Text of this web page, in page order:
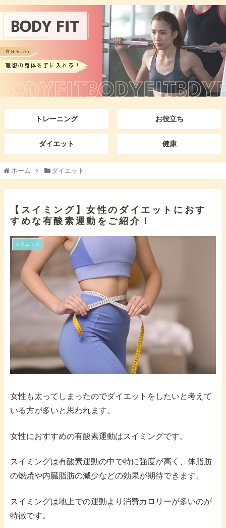
トレーニング お役立ち
ダイエット 健康
ホーム ダイエット
【スイミング】女性のダイエットにおす
すめな有酸素運動をご紹介！
ダイエット
女性も太ってしまったのでダイエットをしたいと考えて
いる方が多いと思われます。
女性におすすめの有酸素運動はスイミングです。
スイミングは有酸素運動の中で特に強度が高く、体脂肪
の燃焼や内臓脂肪の減少などの効果が期待できます。
スイミングは地上での運動より消費カロリーが多いのが
特徴です。